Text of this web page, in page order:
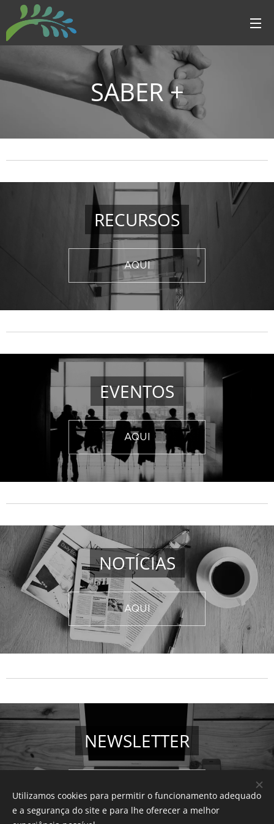
SABER +
RECURSOS
AQUI
EVENTOS
AQUI
NOTÍCIAS
AQUI
NEWSLETTER
Utilizamos cookies para permitir o funcionamento adequado
e a segurança do site e para lhe oferecer a melhor